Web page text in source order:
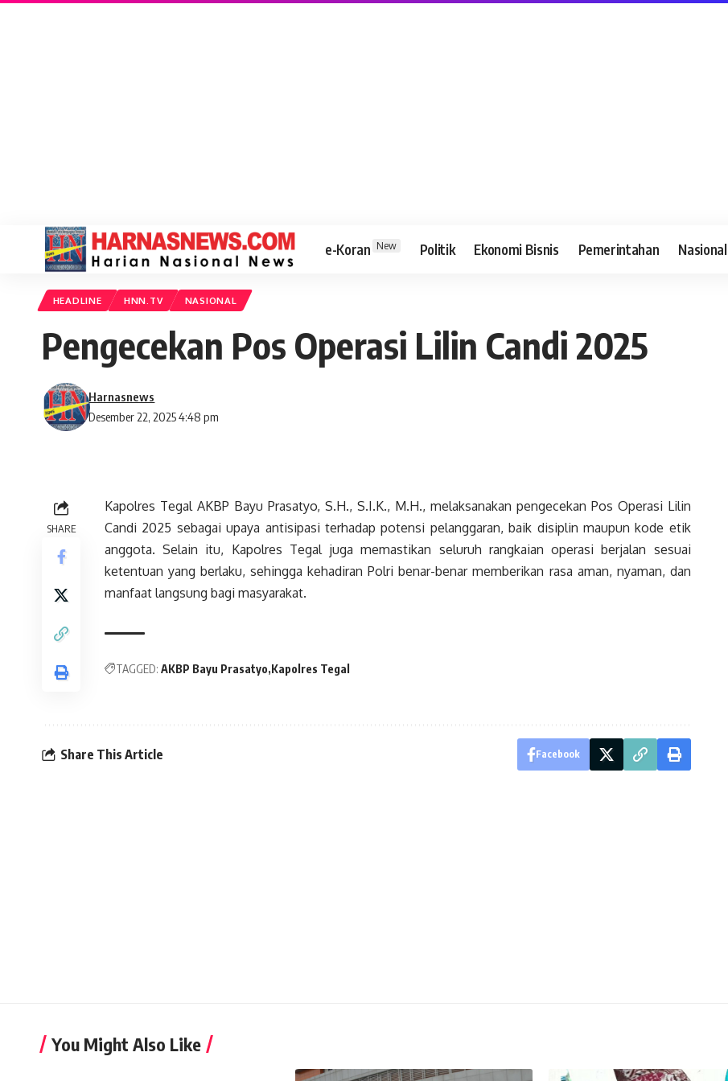
e-Koran New Politik Ekonomi Bisnis Pemerintahan Nasional
HEADLINE HNN.TV NASIONAL
Pengecekan Pos Operasi Lilin Candi 2025
Desember 22, 2025 4:48 pm
Harnasnews
SHARE
Kapolres Tegal AKBP Bayu Prasatyo, S.H., S.I.K., M.H., melaksanakan pengecekan Pos Operasi Lilin
Candi 2025 sebagai upaya antisipasi terhadap potensi pelanggaran, baik disiplin maupun kode etik
anggota. Selain itu, Kapolres Tegal juga memastikan seluruh rangkaian operasi berjalan sesuai
ketentuan yang berlaku, sehingga kehadiran Polri benar-benar memberikan rasa aman, nyaman, dan
manfaat langsung bagi masyarakat.
TAGGED: AKBP Bayu Prasatyo Kapolres Tegal
Share This Article Facebook
You Might Also Like